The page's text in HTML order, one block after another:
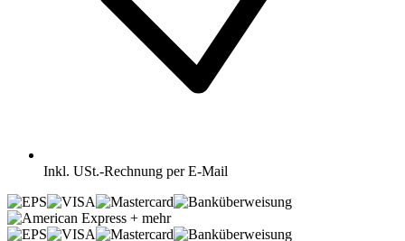
Inkl. USt.-Rechnung per E-Mail
+ mehr